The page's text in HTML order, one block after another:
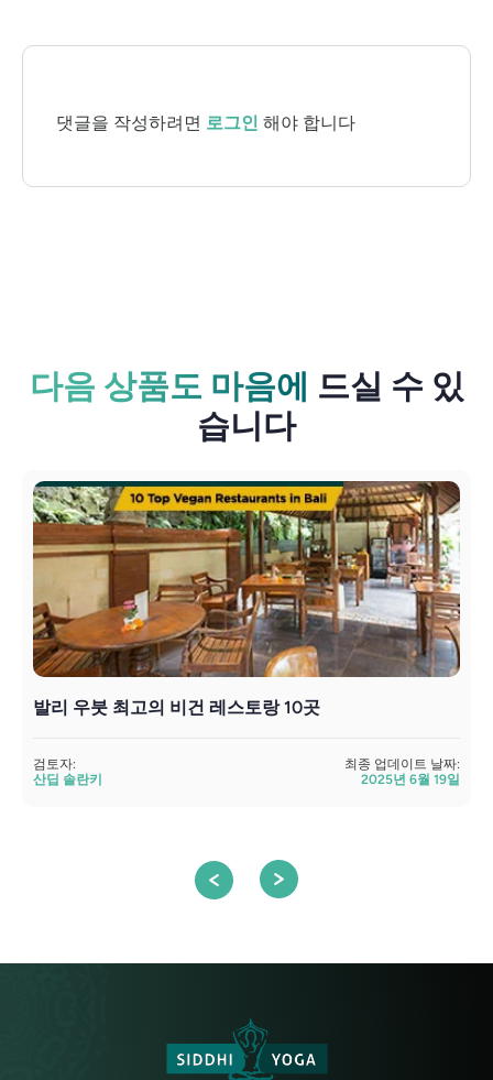
댓글을 작성하려면 로그인 해야 합니다
다음 상품도 마음에 드실 수 있
습니다
발리 우붓 최고의 비건 레스토랑 10곳
검토자:
산딥 솔란키
최종 업데이트 날짜:
2025년 6월 19일